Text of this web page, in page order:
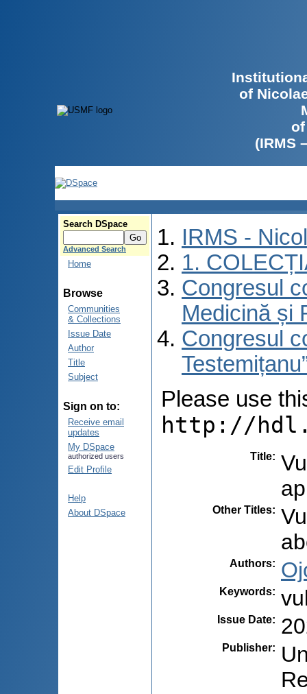
of
(IRMS
Search DSpace
Advanced Search
Home
Browse
Communities
& Collections
Issue Date
Author
Title
Subject
Sign on to:
Receive email
updates
My DSpace
authorized users
Edit Profile
Help
About DSpace
IRMS -
1.
Congresul
Medicină și
Congresul
Please use
http://
Title:
Other Titles:
Authors:
Keywords:
Issue Date:
Publisher: